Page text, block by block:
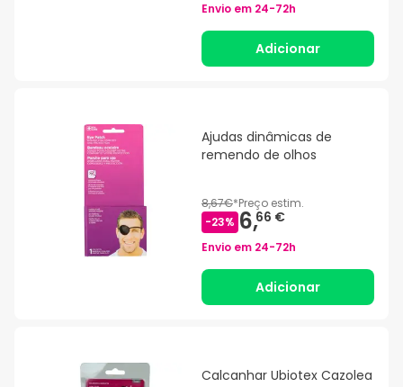
Envio em 24-72h
Adicionar
Ajudas dinâmicas de
remendo de olhos
8,67€*Preço estim.
-23% 6,66 €
Envio em 24-72h
Adicionar
Calcanhar Ubiotex Cazolea